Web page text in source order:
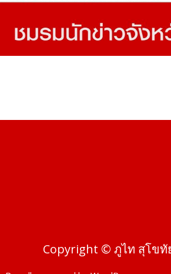
Copyright © ภูไท สุโขทั